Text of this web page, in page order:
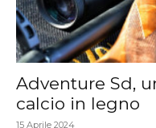
Adventure Sd,
calcio in legno
15 Aprile 2024